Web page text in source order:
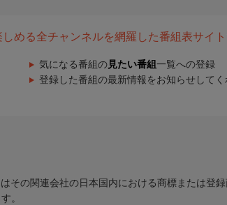
める全チャンネルを網羅した番組表サイト
気になる番組の 見たい番組 一覧への登録
登録した番組の最新情報をお知らせしてく
その関連会社の日本国内における商標または登録
。